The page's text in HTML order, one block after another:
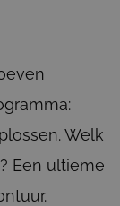
Welk
Een ultieme